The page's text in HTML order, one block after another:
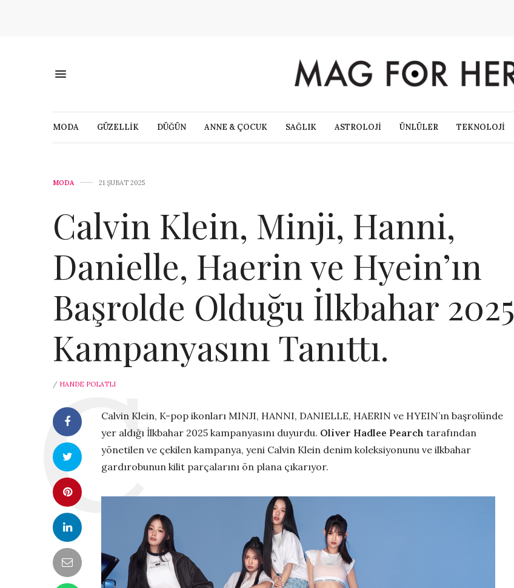
MODA GÜZELLİK DÜĞÜN ANNE & ÇOCUK SAĞLIK ASTROLOJİ ÜNLÜLER TEKNOLOJİ
MODA 21 ŞUBAT 2025
Calvin Klein, Minji, Hanni,
Danielle, Haerin ve Hyein’ın
Başrolde Olduğu İlkbahar 2025
Kampanyasını Tanıttı.
/ HANDE POLATLI
Calvin Klein, K-pop ikonları MINJI, HANNI, DANIELLE, HAERIN ve HYEIN’ın başrolünde
yer aldığı İlkbahar 2025 kampanyasını duyurdu. Oliver Hadlee Pearch tarafından
yönetilen ve çekilen kampanya, yeni Calvin Klein denim koleksiyonunu ve ilkbahar
gardırobunun kilit parçalarını ön plana çıkarıyor.